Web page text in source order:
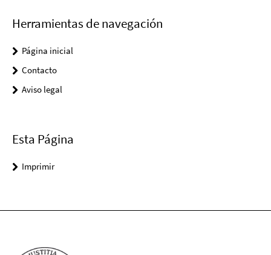
Herramientas de navegación
Página inicial
Contacto
Aviso legal
Esta Página
Imprimir